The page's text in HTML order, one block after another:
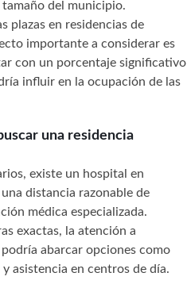
del municipio.
plazas en residencias de
importante a considerar es
con un porcentaje significativo
influir en la ocupación de las
una residencia
existe un hospital en
distancia razonable de
médica especializada.
exactas, la atención a
abarcar opciones como
asistencia en centros de día.